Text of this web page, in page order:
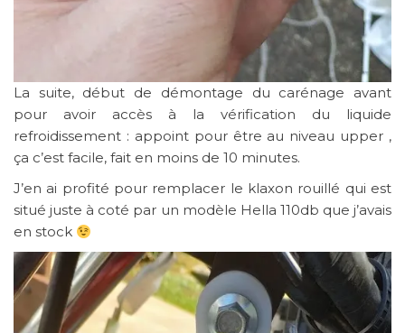
La suite, début de démontage du carénage avant
pour avoir accès à la vérification du liquide
refroidissement : appoint pour être au niveau upper ,
ça c’est facile, fait en moins de 10 minutes.
J’en ai profité pour remplacer le klaxon rouillé qui est
situé juste à coté par un modèle Hella 110db que j’avais
en stock